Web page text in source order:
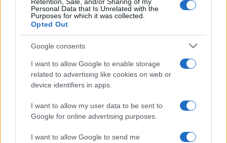
Personal Data that Is Unrelated with the
Purposes for which it was collected.
Opted Out
Google consents
I want to allow Google to enable storage
related to advertising like cookies on web or
device identifiers in apps.
I want to allow my user data to be sent to
Google for online advertising purposes.
I want to allow Google to send me
sanitaria
forata: due arresti
POTREBBE INTERESSARTI
MONDO DI MEZZO – 6 anni in
appello per Gianni Alemanno
Salvatore Buzzi conferma:
“Pagavo il Pd”